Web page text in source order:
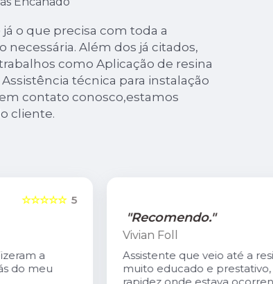
o que precisa com toda a
necessária. Além dos já citados,
como Aplicação de resina
técnica para instalação
contato conosco,estamos
cliente.
5
☆☆☆☆☆
a
do meu
"Recomendo."
Vivian Foll
Assistente que veio até a
muito educado e prestativo,
rapidez onde estava